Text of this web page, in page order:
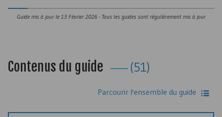
Guide mis à jour le 13 Février 2026- Tous les guides sont régulièrement mis à jour
Contenus du guide (51)
Parcourir l'ensemble du guide